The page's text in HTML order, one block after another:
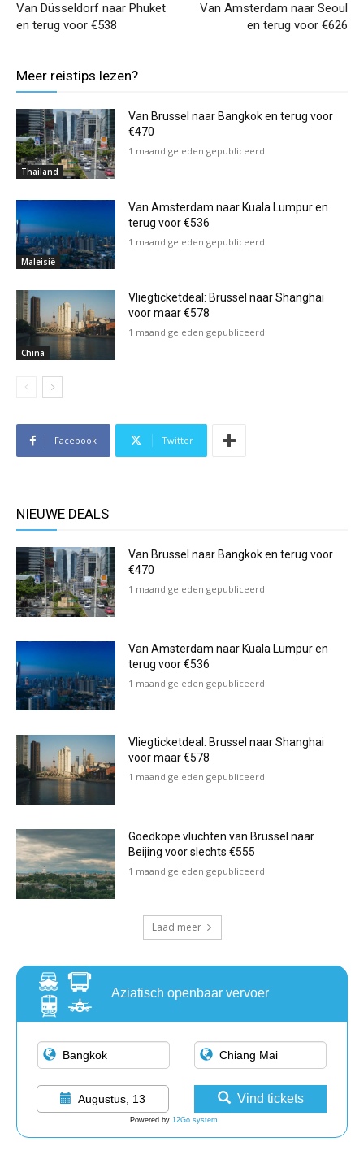
Van Düsseldorf naar Phuket
en terug voor €538
Van Amsterdam naar Seoul
en terug voor €626
Meer reistips lezen?
Thailand
Van Brussel naar Bangkok en terug voor
€470
1 maand geleden gepubliceerd
Maleisië
Van Amsterdam naar Kuala Lumpur en
terug voor €536
1 maand geleden gepubliceerd
China
Vliegticketdeal: Brussel naar Shanghai
voor maar €578
1 maand geleden gepubliceerd
Facebook Twitter
NIEUWE DEALS
Van Brussel naar Bangkok en terug voor
€470
1 maand geleden gepubliceerd
Van Amsterdam naar Kuala Lumpur en
terug voor €536
1 maand geleden gepubliceerd
Vliegticketdeal: Brussel naar Shanghai
voor maar €578
1 maand geleden gepubliceerd
Goedkope vluchten van Brussel naar
Beijing voor slechts €555
1 maand geleden gepubliceerd
Laad meer
Aziatisch openbaar vervoer
Augustus, 13 Vind tickets
Powered by 12Go system